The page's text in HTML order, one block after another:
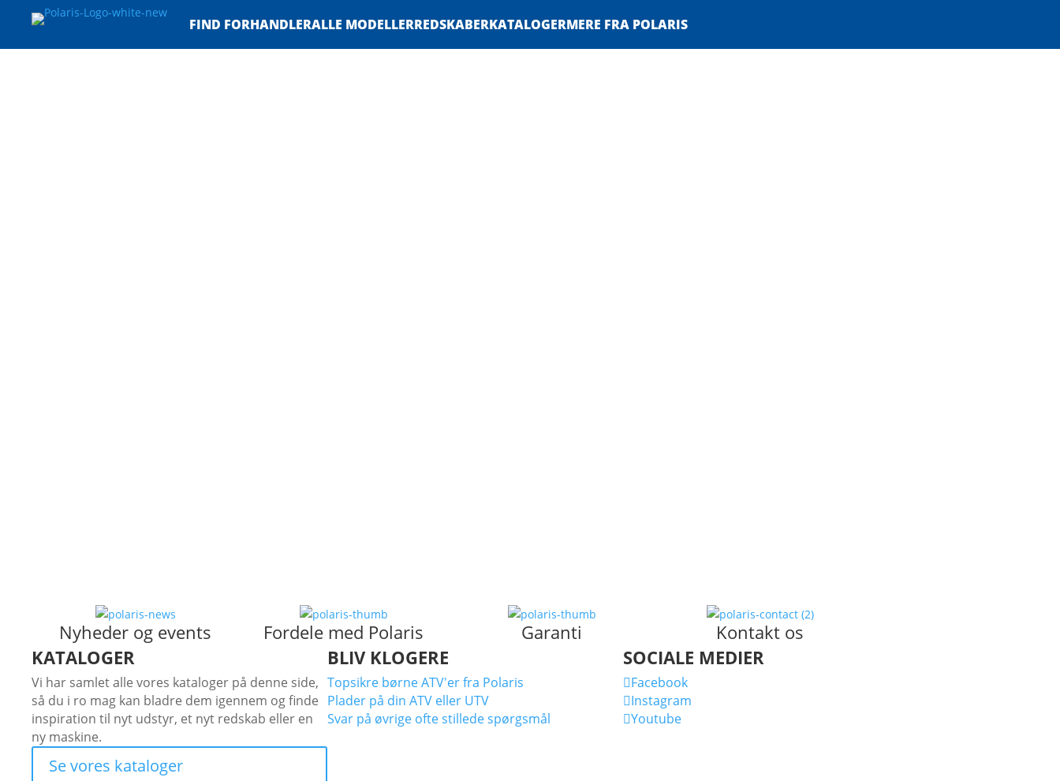
FIND FORHANDLERALLE MODELLERREDSKABERKATALOGERMERE FRA POLARIS
Nyheder og events Fordele med Polaris Garanti
Kontakt os
KATALOGER
Vi har samlet alle vores kataloger på denne side,
så du i ro mag kan bladre dem igennem og finde
inspiration til nyt udstyr, et nyt redskab eller en
ny maskine.
Se vores kataloger
BLIV KLOGERE
Topsikre børne ATV'er fra Polaris
Plader på din ATV eller UTV
Svar på øvrige ofte stillede spørgsmål
SOCIALE MEDIER
Facebook
Instagram
Youtube